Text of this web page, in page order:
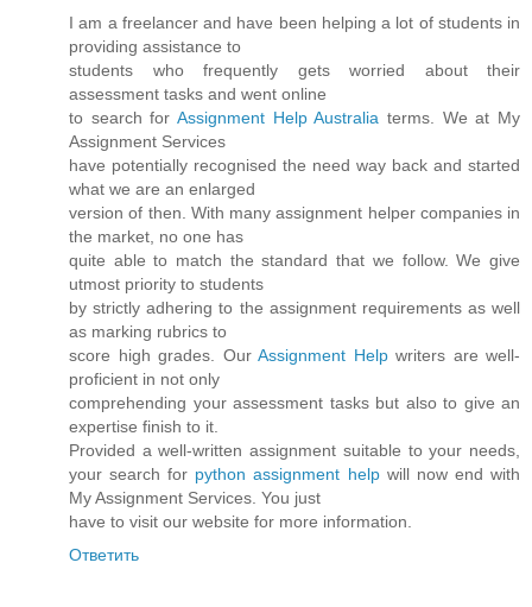
I am a freelancer and have been helping a lot of students in
providing assistance to
students who frequently gets worried about their
assessment tasks and went online
to search for Assignment Help Australia terms. We at My
Assignment Services
have potentially recognised the need way back and started
what we are an enlarged
version of then. With many assignment helper companies in
the market, no one has
quite able to match the standard that we follow. We give
utmost priority to students
by strictly adhering to the assignment requirements as well
as marking rubrics to
score high grades. Our Assignment Helpwriters are well-
proficient in not only
comprehending your assessment tasks but also to give an
expertise finish to it.
Provided a well-written assignment suitable to your needs,
your search for python assignment helpwill now end with
My Assignment Services. You just
have to visit our website for more information.
Ответить